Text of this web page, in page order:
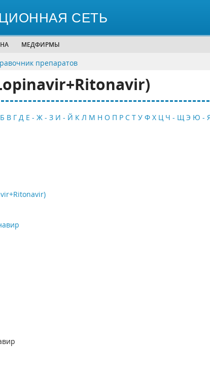
СЕТЬ
МЕДФИРМЫ
препаратов
Б В Г Д Е - Ж - З И - Й К Л М Н О П Р С Т У Ф Х Ц Ч - Щ Э Ю -